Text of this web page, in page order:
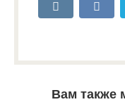
Вам также